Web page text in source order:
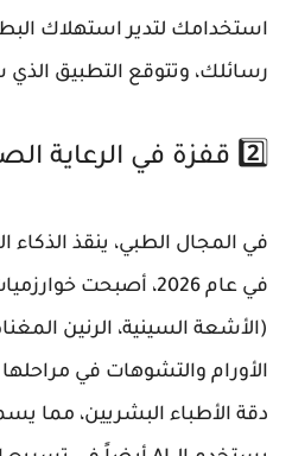
استخدامك لتدير استهلاك
رسائلك، وتتوقع التطبيق الذي
2️⃣ قفزة في الرعاية الصحية والطب
في المجال الطبي، ينقذ الذكاء
في عام 2026، أصبحت
(الأشعة السينية، الرنين
الأورام والتشوهات في مراحلها
دقة الأطباء البشريين، مما